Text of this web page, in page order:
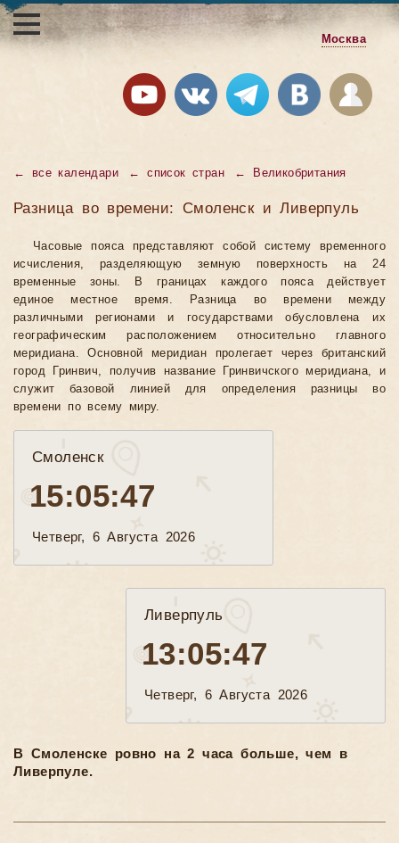
Москва
← все календари ←список стран ← Великобритания
Разница во времени: Смоленск и Ливерпуль
Часовые пояса представляют собой систему временного
исчисления, разделяющую земную поверхность на 24
временные зоны. В границах каждого пояса действует
единое местное время. Разница во времени между
различными регионами и государствами обусловлена их
географическим расположением относительно главного
меридиана. Основной меридиан пролегает через британский
город Гринвич, получив название Гринвичского меридиана, и
служит базовой линией для определения разницы во
времени по всему миру.
Смоленск
15:05:49
Четверг, 6 Августа 2026
Ливерпуль
13:05:49
Четверг, 6 Августа 2026
В Смоленске ровно на 2 часа больше, чем в
Ливерпуле.